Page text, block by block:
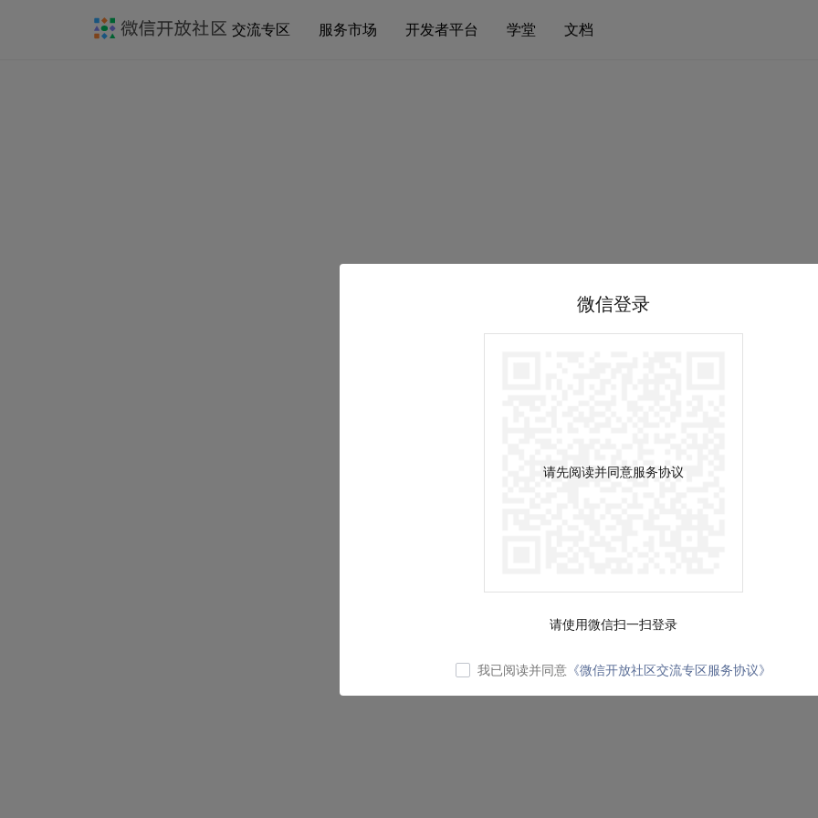
交流专区 服务市场 开发者平台 学堂 文档
微信登录
请先阅读并同意服务协议
请使用微信扫一扫登录
我已阅读并同意 《微信开放社区交流专区服务协议》